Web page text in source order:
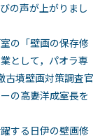
の声が上がりまし
の「壁画の保存修
として，パオラ専
古墳壁画対策調査官
の高妻洋成室長を
する日伊の壁画修